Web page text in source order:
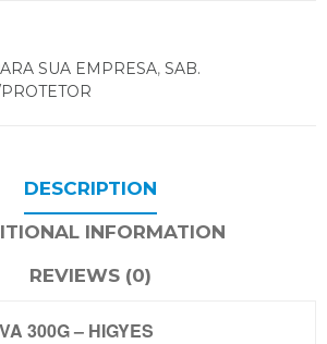
SUA EMPRESA, SAB.
DESCRIPTION
INFORMATION
REVIEWS (0)
300G – HIGYES